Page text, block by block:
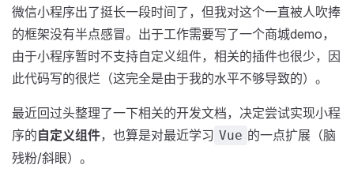
微信小程序出了挺长一段时间了，但我对这个一直被人吹捧
的框架没有半点感冒。出于工作需要写了一个商城demo，
由于小程序暂时不支持自定义组件，相关的插件也很少，因
此代码写的很烂（这完全是由于我的水平不够导致的）。
最近回过头整理了一下相关的开发文档，决定尝试实现小程
序的自定义组件，也算是对最近学习 Vue 的一点扩展（脑
残粉/斜眼）。